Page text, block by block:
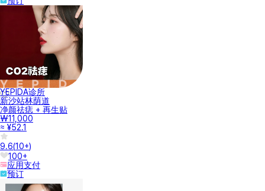
YEPIDA诊所
新沙站林荫道
净颜祛痣 + 再生贴
₩11,000
≈ ¥52.1
9.6(10+)
100+
应用支付
预订